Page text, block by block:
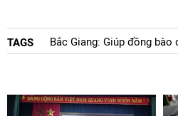
TAGS Bắc Giang: Giúp đồng